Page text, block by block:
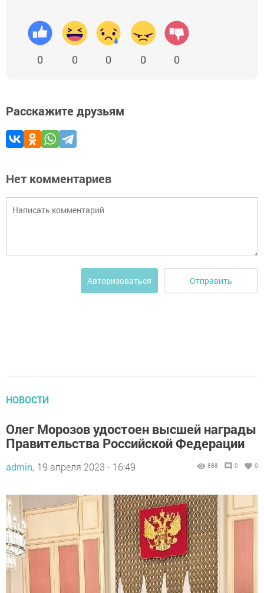
0 0 0 0 0
Расскажите друзьям
Нет комментариев
Авторизоваться Отправить
НОВОСТИ
Олег Морозов удостоен высшей награды
Правительства Российской Федерации
admin, 19 апреля 2023 - 16:49 888 0 0